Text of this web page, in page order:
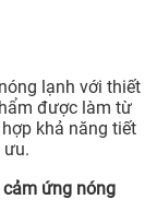
lạnh với thiết
được làm từ
khả năng tiết
ưu.
ứng nóng